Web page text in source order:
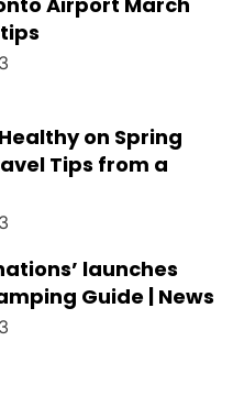
on Spring
Tips from a
launches
Guide | News